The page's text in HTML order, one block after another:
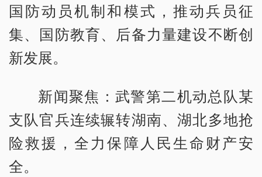
国防动员机制和模式，推动兵员征
集、国防教育、后备力量建设不断创
新发展。
新闻聚焦：武警第二机动总队某
支队官兵连续辗转湖南、湖北多地抢
险救援，全力保障人民生命财产安
全。